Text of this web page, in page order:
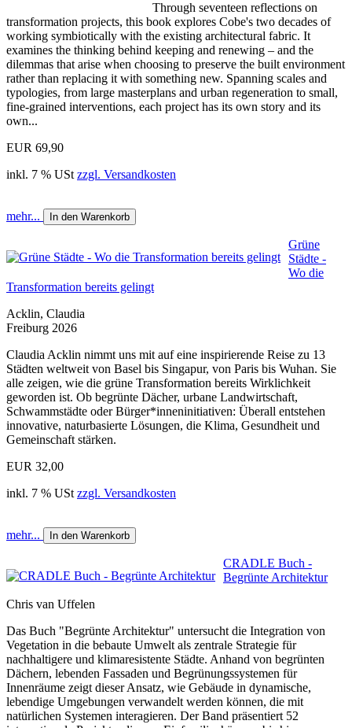
Through seventeen reflections on
transformation projects, this book explores Cobe's two decades of
working symbiotically with the existing architectural fabric. It
examines the thinking behind keeping and renewing – and the
dilemmas that arise when choosing to preserve the built environment
rather than replacing it with something new. Spanning scales and
typologies, from large masterplans and urban regeneration to small,
fine-grained interventions, each project has its own story and its
own...
EUR 69,90
inkl. 7 % USt zzgl. Versandkosten
mehr... In den Warenkorb
Grüne
Städte -
Wo die
Transformation bereits gelingt
Acklin, Claudia
Freiburg 2026
Claudia Acklin nimmt uns mit auf eine inspirierende Reise zu 13
Städten weltweit von Basel bis Singapur, von Paris bis Wuhan. Sie
alle zeigen, wie die grüne Transformation bereits Wirklichkeit
geworden ist. Ob begrünte Dächer, urbane Landwirtschaft,
Schwammstädte oder Bürger*inneninitiativen: Überall entstehen
innovative, naturbasierte Lösungen, die Klima, Gesundheit und
Gemeinschaft stärken.
EUR 32,00
inkl. 7 % USt zzgl. Versandkosten
mehr... In den Warenkorb
CRADLE Buch -
Begrünte Architektur
Chris van Uffelen
Das Buch "Begrünte Architektur" untersucht die Integration von
Vegetation in die bebaute Umwelt als zentrale Strategie für
nachhaltigere und klimaresistente Städte. Anhand von begrünten
Dächern, lebenden Fassaden und Begrünungssystemen für
Innenräume zeigt dieser Ansatz, wie Gebäude in dynamische,
lebendige Umgebungen verwandelt werden können, die mit
natürlichen Systemen interagieren. Der Band präsentiert 52